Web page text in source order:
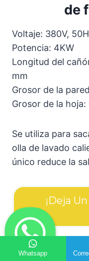
de
Voltaje: 380V,
Potencia: 4KW
Longitud del
mm
Grosor de la
Grosor de la hoja:
Se utiliza para
olla de lavado
único reduce la
¡Deja
Whatsapp